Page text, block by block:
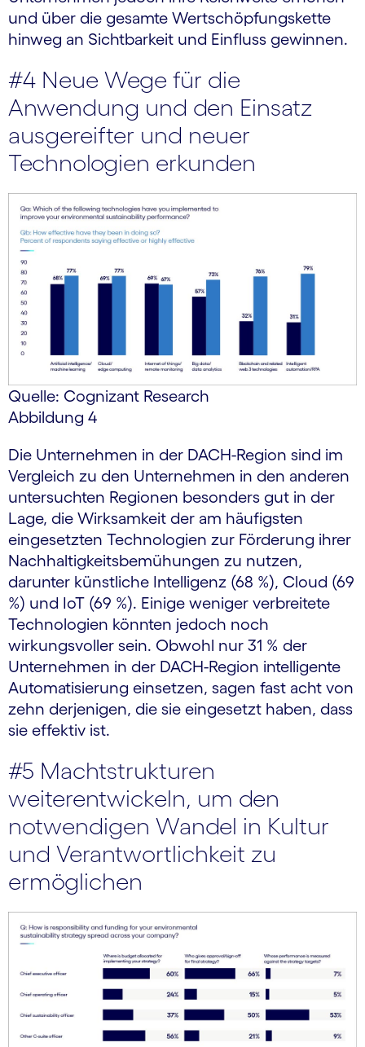
und über die gesamte Wertschöpfungskette
hinweg an Sichtbarkeit und Einfluss gewinnen.
#4 Neue Wege für die
Anwendung und den Einsatz
ausgereifter und neuer
Technologien erkunden
Quelle: Cognizant Research
Abbildung 4
Die Unternehmen in der DACH-Region sind im
Vergleich zu den Unternehmen in den anderen
untersuchten Regionen besonders gut in der
Lage, die Wirksamkeit der am häufigsten
eingesetzten Technologien zur Förderung ihrer
Nachhaltigkeitsbemühungen zu nutzen,
darunter künstliche Intelligenz (68 %), Cloud (69
%) und IoT (69 %). Einige weniger verbreitete
Technologien könnten jedoch noch
wirkungsvoller sein. Obwohl nur 31 % der
Unternehmen in der DACH-Region intelligente
Automatisierung einsetzen, sagen fast acht von
zehn derjenigen, die sie eingesetzt haben, dass
sie effektiv ist.
#5 Machtstrukturen
weiterentwickeln, um den
notwendigen Wandel in Kultur
und Verantwortlichkeit zu
ermöglichen